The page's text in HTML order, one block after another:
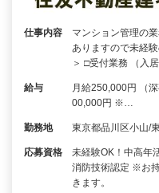
仕事内容
マンション管理の
ありますので未経
＞ □受付業務 （入
給与
月給250,000円 （
00,000円 ※…
勤務地 東京都品川区小山/
応募資格
未経験OK！中高年
消防技術認定 ※お
きます。